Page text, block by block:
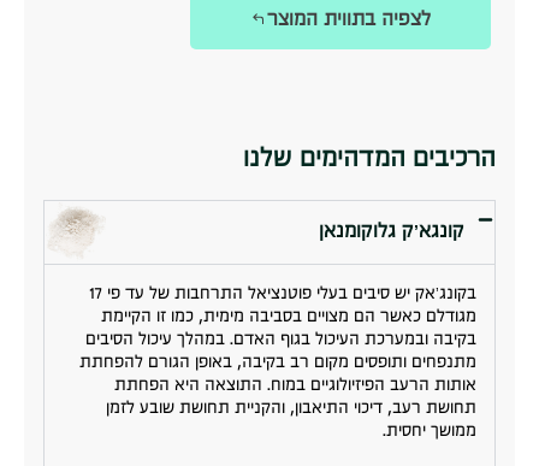
לצפיה בתווית המוצר
הרכיבים המדהימים שלנו
קונגא’ק גלוקומנאן
בקונג’אק יש סיבים בעלי פוטנציאל התרחבות של עד פי 17
מגודלם כאשר הם מצויים בסביבה מימית, כמו זו הקיימת
בקיבה ובמערכת העיכול בגוף האדם. במהלך עיכול הסיבים
מתנפחים ותופסים מקום רב בקיבה, באופן הגורם להפחתת
אותות הרעב הפיזיולוגיים במוח. התוצאה היא הפחתת
תחושת רעב, דיכוי התיאבון, והקניית תחושת שובע לזמן
ממושך יחסית.